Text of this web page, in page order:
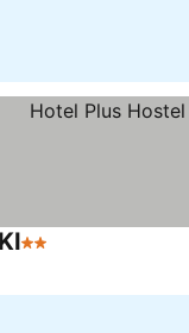
2 Počet hviezdičiek